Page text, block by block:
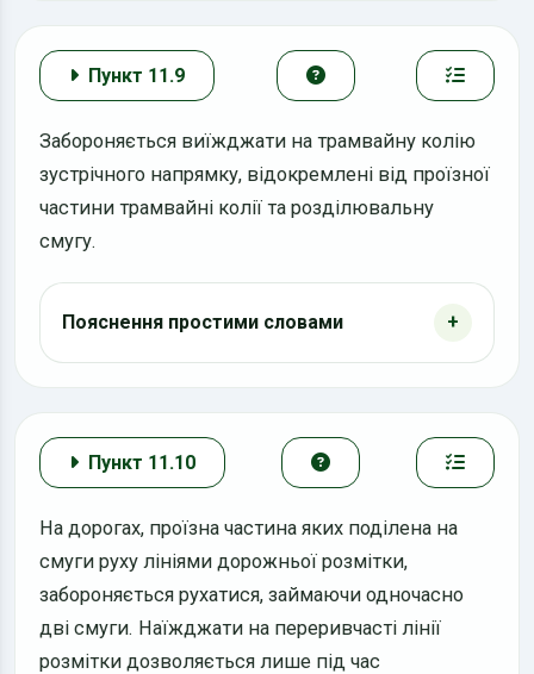
Пункт 11.9
Забороняється виїжджати на трамвайну колію
зустрічного напрямку, відокремлені від проїзної
частини трамвайні колії та розділювальну
смугу.
Пояснення простими словами
Пункт 11.10
На дорогах, проїзна частина яких поділена на
смуги руху лініями дорожньої розмітки,
забороняється рухатися, займаючи одночасно
дві смуги. Наїжджати на переривчасті лінії
розмітки дозволяється лише під час